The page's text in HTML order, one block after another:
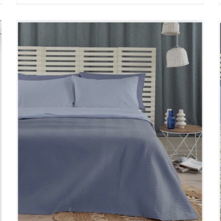
Trapuntino Glycin 100
grammi
Nuovi Arrivi Trapuntino